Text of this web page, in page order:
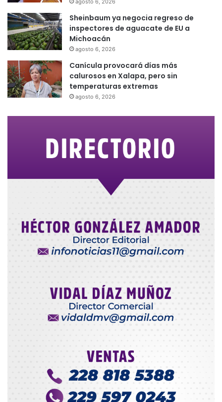
Sheinbaum ya negocia regreso de
inspectores de aguacate de EU a
Michoacán
agosto 6, 2026
Canícula provocará días más
calurosos en Xalapa, pero sin
temperaturas extremas
agosto 6, 2026